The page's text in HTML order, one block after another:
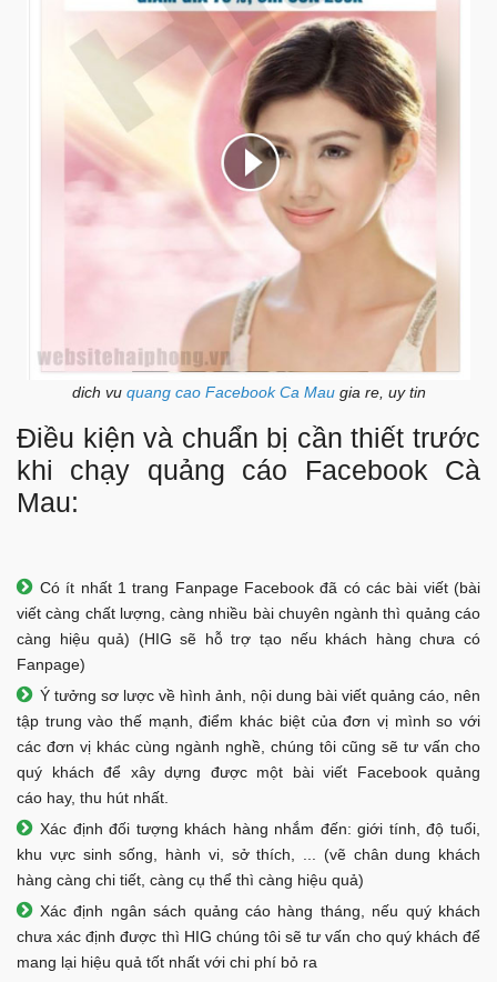
dich vu quang cao Facebook Ca Maugia re, uy tin
Điều kiện và chuẩn bị cần thiết trước
khi chạy quảng cáo Facebook Cà
Mau:
Có ít nhất 1 trang Fanpage Facebook đã có các bài viết (bài
viết càng chất lượng, càng nhiều bài chuyên ngành thì quảng cáo
càng hiệu quả) (HIG sẽ hỗ trợ tạo nếu khách hàng chưa có
Fanpage)
Ý tưởng sơ lược về hình ảnh, nội dung bài viết quảng cáo, nên
tập trung vào thế mạnh, điểm khác biệt của đơn vị mình so với
các đơn vị khác cùng ngành nghề, chúng tôi cũng sẽ tư vấn cho
quý khách để xây dựng được một bài viết Facebook quảng
cáo hay, thu hút nhất.
Xác định đối tượng khách hàng nhắm đến: giới tính, độ tuổi,
khu vực sinh sống, hành vi, sở thích, ... (vẽ chân dung khách
hàng càng chi tiết, càng cụ thể thì càng hiệu quả)
Xác định ngân sách quảng cáo hàng tháng, nếu quý khách
chưa xác định được thì HIG chúng tôi sẽ tư vấn cho quý khách để
mang lại hiệu quả tốt nhất với chi phí bỏ ra